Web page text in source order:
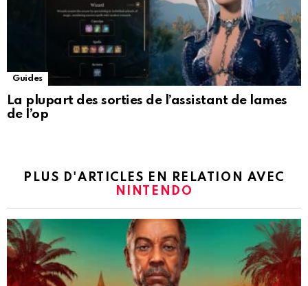
Guides
La plupart des sorties de l’assistant de lames
de l’op
PLUS D'ARTICLES EN RELATION AVEC
NINTENDO